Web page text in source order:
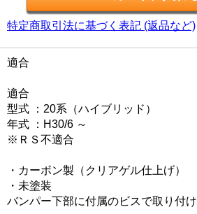
特定商取引法に基づく表記 (返品など)
適合
適合
型式 ：20系（ハイブリッド）
年式 ：H30/6 ～
※ＲＳ不適合
・カーボン製（クリアゲル仕上げ）
・未塗装
バンパー下部に付属のビスで取り付け